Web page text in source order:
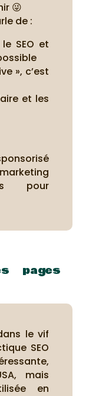
😜
de :
SEO et
», c’est
et les
pour
pages
le vif
SEO
mais
en